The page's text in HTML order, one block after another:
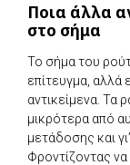
Ποια άλλα
στο σήμα
Το σήμα του
επίτευγμα, αλλά
αντικείμενα. Τα
μικρότερα από
μετάδοσης και
Φροντίζοντας